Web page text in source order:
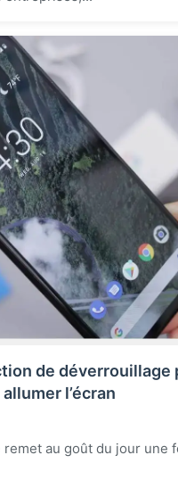
de déverrouillage
l’écran
remet au goût du jour une